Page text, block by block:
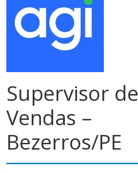
meios
de
pagamentos
Supervisor de
Vendas –
Bezerros/PE